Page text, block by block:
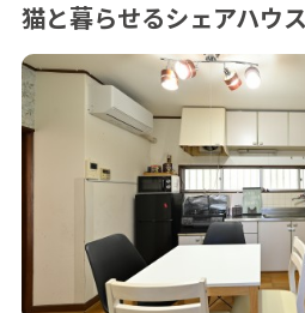
猫と暮らせるシェアハウス